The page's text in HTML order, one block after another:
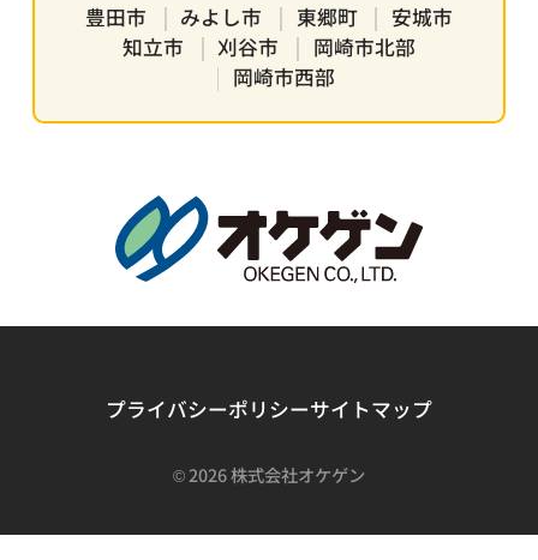
豊田市 みよし市 東郷町
安城市
知立市
刈谷市
岡崎市北部
岡崎市西部
プライバシーポリシーサイトマップ
©2026 株式会社オケゲン